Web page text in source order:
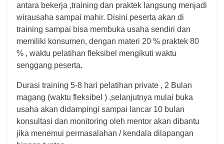
antara bekerja ,training dan praktek langsung menjadi
wirausaha sampai mahir. Disini peserta akan di
training sampai bisa membuka usaha sendiri dan
memiliki konsumen, dengan materi 20 % praktek 80
% , waktu pelatihan fleksibel mengikuti waktu
senggang peserta.
Durasi training 5-8 hari pelatihan private , 2 Bulan
magang (waktu fleksibel ) ,selanjutnya mulai buka
usaha akan didampingi sampai lancar 10 bulan
konsultasi dan monitoring oleh mentor akan dibantu
jika menemui permasalahan / kendala dilapangan